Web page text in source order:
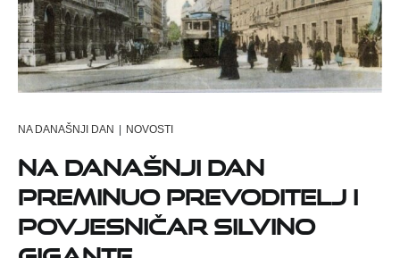
NA DANAŠNJI DAN | NOVOSTI
Na današnji dan
preminuo prevoditelj i
povjesničar Silvino